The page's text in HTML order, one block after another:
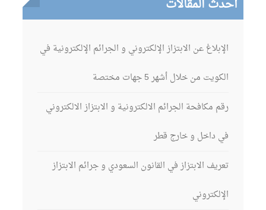
أحدث المقالات
الإبلاغ عن الابتزاز الإلكتروني و الجرائم الإلكترونية في
الكويت من خلال أشهر 5 جهات مختصة
رقم مكافحة الجرائم الالكترونية و الابتزاز الالكتروني
في داخل و خارج قطر
تعريف الابتزاز في القانون السعودي و جرائم الابتزاز
الإلكتروني